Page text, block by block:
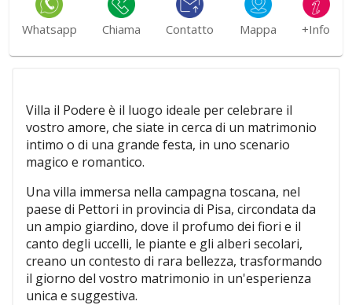
Whatsapp Chiama Contatto Mappa +Info
Villa il Podere è il luogo ideale per celebrare il
vostro amore, che siate in cerca di un matrimonio
intimo o di una grande festa, in uno scenario
magico e romantico.
Una villa immersa nella campagna toscana, nel
paese di Pettori in provincia di Pisa, circondata da
un ampio giardino, dove il profumo dei fiori e il
canto degli uccelli, le piante e gli alberi secolari,
creano un contesto di rara bellezza, trasformando
il giorno del vostro matrimonio in un'esperienza
unica e suggestiva.